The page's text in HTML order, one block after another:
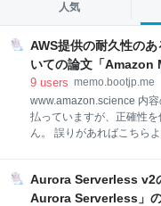
人気
AWS提供の耐久性の
いての論文「
memory-first cloud
9 users memo.bootjp.me
www.amazon.science 内
払っていますが、正確性
ん。 誤りがあればこちら
かつ高可用性を実現しつ
ーカスしたサービス 今ま
Aurora Serverless v2
Aurora Serverless」